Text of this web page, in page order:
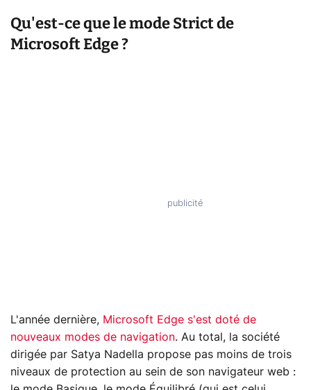
Qu'est-ce que le mode Strict de
Microsoft Edge ?
L'année dernière, Microsoft Edge s'est doté de
nouveaux modes de navigation. Au total, la société
dirigée par Satya Nadella propose pas moins de trois
niveaux de protection au sein de son navigateur web :